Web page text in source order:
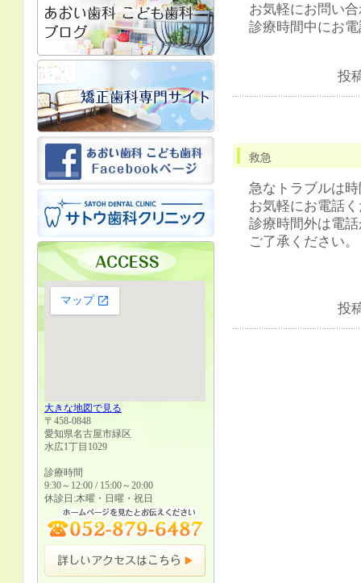
お気軽にお問い
診療時間中にお
投
救急
急なトラブルは
お気軽にお電話
診療時間外は電
ご了承ください。
投
大きな地図で見る
〒458-0848
愛知県名古屋市緑区
水広1丁目1029
診療時間
9:30～12:00 / 15:00～20:00
休診日:木曜・日曜・祝日